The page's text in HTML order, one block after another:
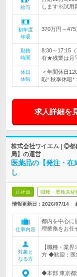
給与
します※試用
初年度
年収
370万円～475
勤務
時間
8:30～17:15
有★残業は月
休日
休暇
＜年間休日
暇* 秋季休暇*
求人詳細を
株式会社ワイエム | ◎都
局】の運営
医薬品の【発注・
し
正社員 職種・業種未経
情報更新日：2026/07/14
仕事内容
都内を中心に
理業務をお任
対象と
なる方
【職種・業
方 ◆歓迎：医
◆本部 東京都